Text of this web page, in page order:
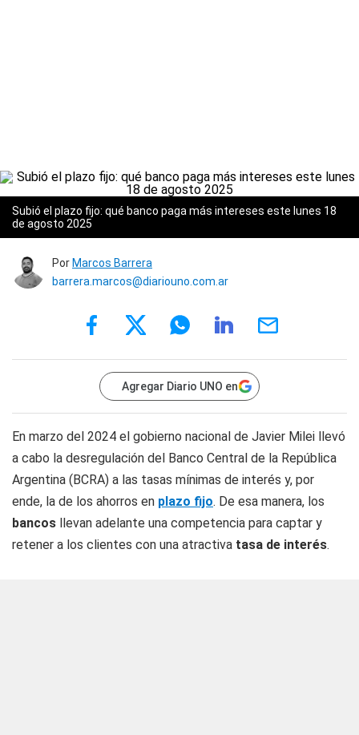
Subió el plazo fijo: qué banco paga más intereses este lunes 18
de agosto 2025
Por Marcos Barrera
barrera.marcos@diariouno.com.ar
Agregar Diario UNO en
En marzo del 2024 el gobierno nacional de Javier Milei llevó
a cabo la desregulación del Banco Central de la República
Argentina (BCRA) a las tasas mínimas de interés y, por
ende, la de los ahorros en plazo fijo. De esa manera, los
bancos llevan adelante una competencia para captar y
retener a los clientes con una atractiva tasa de interés.